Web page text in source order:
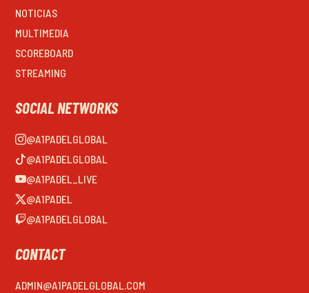
NOTICIAS
MULTIMEDIA
SCOREBOARD
STREAMING
SOCIAL NETWORKS
@A1PADELGLOBAL
@A1PADELGLOBAL
@A1PADEL_LIVE
@A1PADEL
@A1PADELGLOBAL
CONTACT
ADMIN@A1PADELGLOBAL.COM